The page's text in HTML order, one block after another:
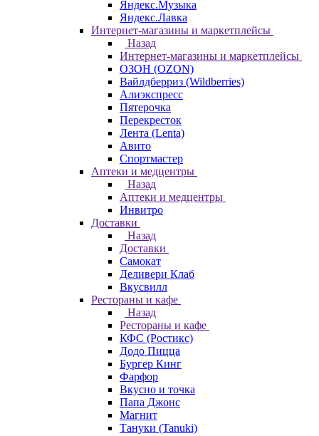
Яндекс.Музыка
Яндекс.Лавка
Интернет-магазины и маркетплейсы
Назад
Интернет-магазины и маркетплейсы
ОЗОН (OZON)
Вайлдберриз (Wildberries)
Алиэкспресс
Пятерочка
Перекресток
Лента (Lenta)
Авито
Спортмастер
Аптеки и медцентры
Назад
Аптеки и медцентры
Инвитро
Доставки
Назад
Доставки
Самокат
Деливери Клаб
Вкусвилл
Рестораны и кафе
Назад
Рестораны и кафе
КФС (Ростикс)
Додо Пицца
Бургер Кинг
Фарфор
Вкусно и точка
Папа Джонс
Магнит
Тануки (Tanuki)